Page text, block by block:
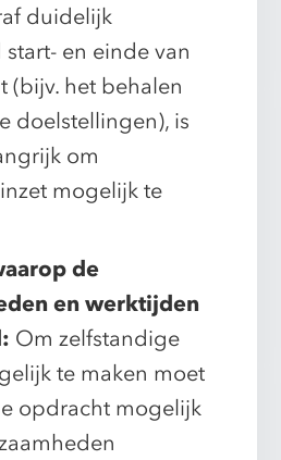
duidelijk
en einde van
(bijv. het behalen
doelstellingen), is
om
mogelijk te
de
en werktijden
Om zelfstandige
te maken moet
opdracht mogelijk